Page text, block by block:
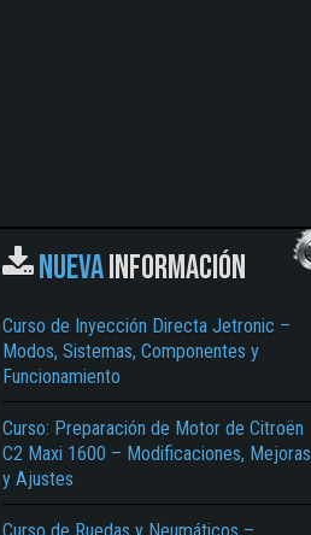
NUEVAINFORMACIÓN
Curso de Inyección Directa Jetronic –
Modos, Sistemas, Componentes y
Funcionamiento
Curso: Preparación de Motor de Citroën
C2 Maxi 1600 – Modificaciones, Mejoras
y Ajustes